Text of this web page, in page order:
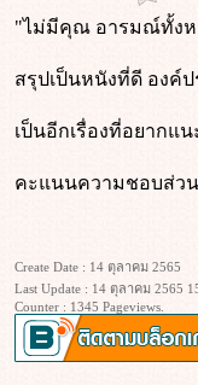
"ไม่มีคุณ อารมณ์ทั้งห
สรุปเป็นหนังที่ดี องค์ป
เป็นอีกเรื่องที่อยากแน
คะแนนความชอบส่วน
Create Date : 14 ตุลาคม 2565
Last Update : 14 ตุลาคม 2565
Counter : 1345 Pageviews.